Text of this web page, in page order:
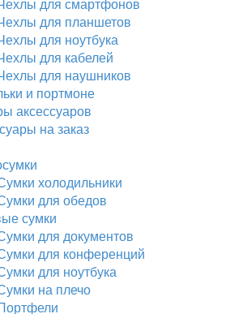
для планшетов
для ноутбука
для кабелей
для наушников
и портмоне
аксессуаров
на заказ
холодильники
для обедов
сумки
для документов
для конференций
для ноутбука
на плечо